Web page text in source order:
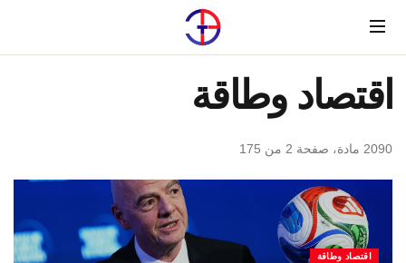
Menu
اقتصاد وطاقة
2090 مادة، صفحة 2 من 175
اقتصاد وطاقة